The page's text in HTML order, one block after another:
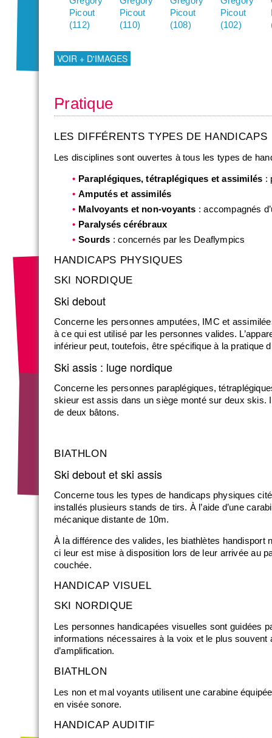
VOIR + D'IMAGES
Pratique
LES DIFFÉRENTS TYPES DE HANDICAPS
Les disciplines sont ouvertes à tous les types de
Paraplégiques, tétraplégiques et assimilés :
Amputés et assimilés
Malvoyants et non-voyants : accompagnés
Paralysés cérébraux
Sourds : concernés par les Deaflympics
HANDICAPS PHYSIQUES
SKI NORDIQUE
Ski debout
Concerne les personnes amputées, IMC et
à ce qui est utilisé par les personnes valides.
inférieur peut, toutefois, être spécifique à la pratique
Ski assis : luge nordique
Concerne les personnes paraplégiques,
skieur est assis dans un siège monté sur deux skis.
de deux bâtons.
BIATHLON
Ski debout et ski assis
Concerne tous les types de handicaps physiques
installés plusieurs stands de tirs. À l’aide d’une
mécanique distante de 10m.
À la différence des valides, les biathlètes
ci leur est mise à disposition lors de leur arrivée au
couchée.
HANDICAP VISUEL
SKI NORDIQUE
Les personnes handicapées visuelles sont guidées
informations nécessaires à la voix et le plus
d’amplification.
BIATHLON
Les non et mal voyants utilisent une carabine
en visée sonore.
HANDICAP AUDITIF